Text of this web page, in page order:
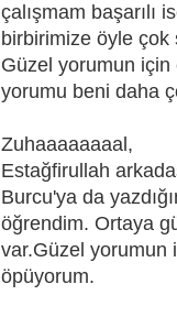
çalışmam başarılı
birbirimize öyle çok
Güzel yorumun
yorumu beni daha
Zuhaaaaaaaal,
Estağfirullah
Burcu'ya da
öğrendim. Ortaya
var.Güzel yorumun
öpüyorum.